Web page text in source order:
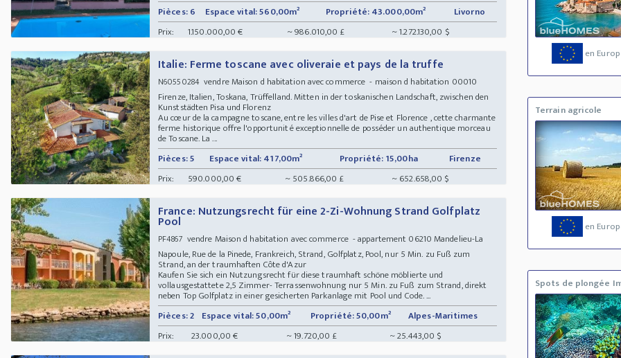
Pièces: 6
Espace vital: 560,00m² Propriété: 43.000,00m²
Livorno
Prix:
1.150.000,00 € ~ 986.010,00 £ ~ 1.272.130,00 $
Italie: Ferme toscane avec oliveraie et pays de la truffe
N60550284vendre Maison d habitation avec commerce - maison d habitation 00010
Firenze, Italien, Toskana, Trüffelland. Mitten in der toskanischen Landschaft, zwischen den
Kunststädten Pisa und Florenz
Au cœur de la campagne toscane, entre les villes d'art de Pise et Florence , cette charmante
ferme historique offre l'opportunité exceptionnelle de posséder un authentique morceau
de Toscane. La ...
Pièces: 5
Espace vital: 417,00m² Propriété: 15,00ha
Firenze
Prix:
590.000,00 € ~ 505.866,00 £ ~ 652.658,00 $
France: Nutzungsrecht für eine 2-Zi-Wohnung Strand Golfplatz
Pool
PF4867 vendre Maison d habitation avec commerce - appartement 06210 Mandelieu-La
Napoule, Rue de la Pinede, Frankreich, Strand, Golfplatz, Pool, nur 5 Min. zu Fuß zum
Strand, an der traumhaften Côte d'Azur
Kaufen Sie sich ein Nutzungsrecht für diese traumhaft schöne möblierte und
vollausgestattete 2,5 Zimmer- Terrassenwohnung nur 5 Min. zu Fuß zum Strand, direkt
neben Top Golfplatz in einer gesicherten Parkanlage mit Pool und Code. ...
Pièces: 2 Espace vital: 50,00m² Propriété: 50,00m²
Alpes-Maritimes
Prix:
23.000,00 € ~ 19.720,00 £ ~ 25.443,00 $
en
Terrain agricole
en
Spots de plongée